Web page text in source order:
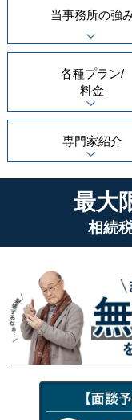
当事務所の強
各種プラン/
料金
専門家紹介
最大
相続